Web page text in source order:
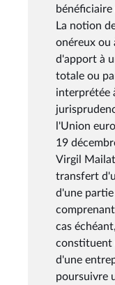
La notion
onéreux ou
d'apport à
totale ou
interprétée
l'Union
19
Virgil Mailat
transfert
d'une
cas
constituent
d'une
poursuivre